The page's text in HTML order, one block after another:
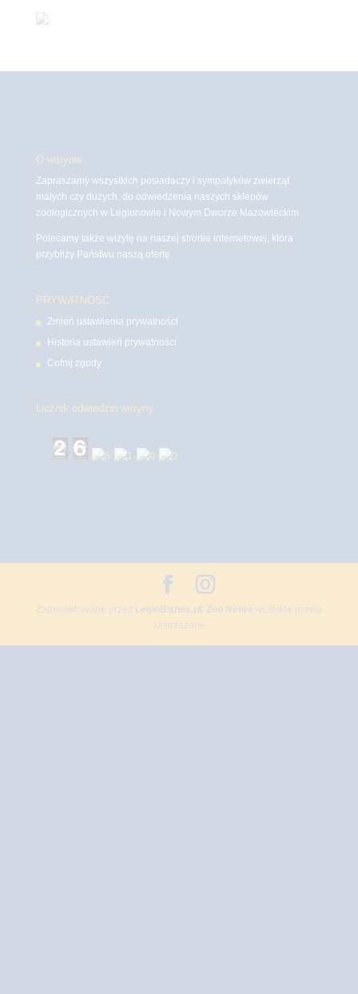
O witrynie
Zapraszamy wszystkich posiadaczy i sympatyków zwierząt
małych czy dużych, do odwiedzenia naszych sklepów
zoologicznych w Legionowie i Nowym Dworze Mazowieckim
Polecamy także wizytę na naszej stronie internetowej, która
przybliży Państwu naszą ofertę.
PRYWATNOŚĆ
Zmień ustawienia prywatności
Historia ustawień prywatności
Cofnij zgody
Licznik odwiedzin witryny
Zaprojektowane przez LegioBiznes.pl / Zoo Nemowszelkie prawa
zastrzeżone